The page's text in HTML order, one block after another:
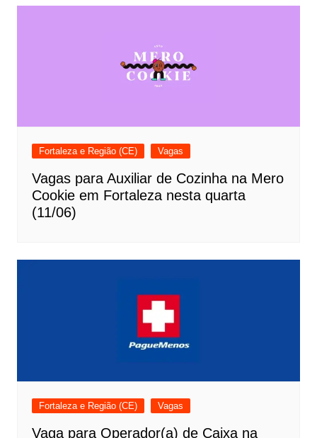
Fortaleza e Região (CE) Vagas
Vagas para Auxiliar de Cozinha na Mero
Cookie em Fortaleza nesta quarta
(11/06)
Fortaleza e Região (CE) Vagas
Vaga para Operador(a) de Caixa na